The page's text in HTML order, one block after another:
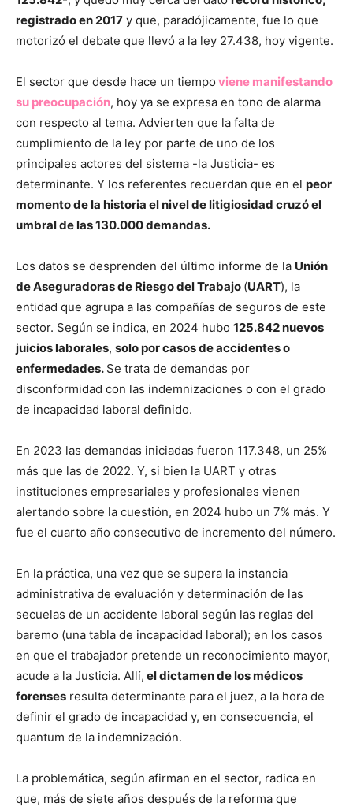
registrado en 2017 y que, paradójicamente, fue lo que
motorizó el debate que llevó a la ley 27.438, hoy vigente.
El sector que desde hace un tiempo viene manifestando
su preocupación, hoy ya se expresa en tono de alarma
con respecto al tema. Advierten que la falta de
cumplimiento de la ley por parte de uno de los
principales actores del sistema -la Justicia- es
determinante. Y los referentes recuerdan que en el peor
momento de la historia el nivel de litigiosidad cruzó el
umbral de las 130.000 demandas.
Los datos se desprenden del último informe de la Unión
de Aseguradoras de Riesgo del Trabajo (UART), la
entidad que agrupa a las compañías de seguros de este
sector. Según se indica, en 2024 hubo 125.842 nuevos
juicios laborales, solo por casos de accidentes o
enfermedades. Se trata de demandas por
disconformidad con las indemnizaciones o con el grado
de incapacidad laboral definido.
En 2023 las demandas iniciadas fueron 117.348, un 25%
más que las de 2022. Y, si bien la UART y otras
instituciones empresariales y profesionales vienen
alertando sobre la cuestión, en 2024 hubo un 7% más. Y
fue el cuarto año consecutivo de incremento del número.
En la práctica, una vez que se supera la instancia
administrativa de evaluación y determinación de las
secuelas de un accidente laboral según las reglas del
baremo (una tabla de incapacidad laboral); en los casos
en que el trabajador pretende un reconocimiento mayor,
acude a la Justicia. Allí, el dictamen de los médicos
forenses resulta determinante para el juez, a la hora de
definir el grado de incapacidad y, en consecuencia, el
quantum de la indemnización.
La problemática, según afirman en el sector, radica en
que, más de siete años después de la reforma que